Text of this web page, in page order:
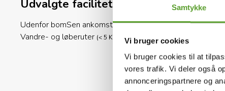
Samtykke
Vi bruger cookies
Vi bruger cookies til at
vores trafik. Vi deler også
annonceringspartnere og
cykelture eller køreture og oplev Sjællands natur
Kombinationen af natur, familievenlige faciliteter
Camping til et godt udgangspunkt for både
Nyd ferien tæt på Ringsted med
Udvalgte faciliteter
Udenfor bomSen ankomstIndenfor bomLegeplads
Vandre- og løberuter (< 5 Km) Zoo